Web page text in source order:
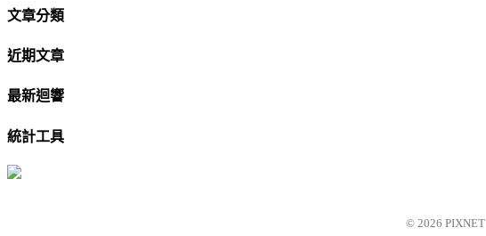
文章分類
近期文章
最新迴響
統計工具
© 2026 PIXNET